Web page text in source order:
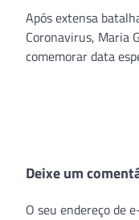
Após extensa
Coronavirus, Maria
comemorar data
Deixe um
O seu endereço de